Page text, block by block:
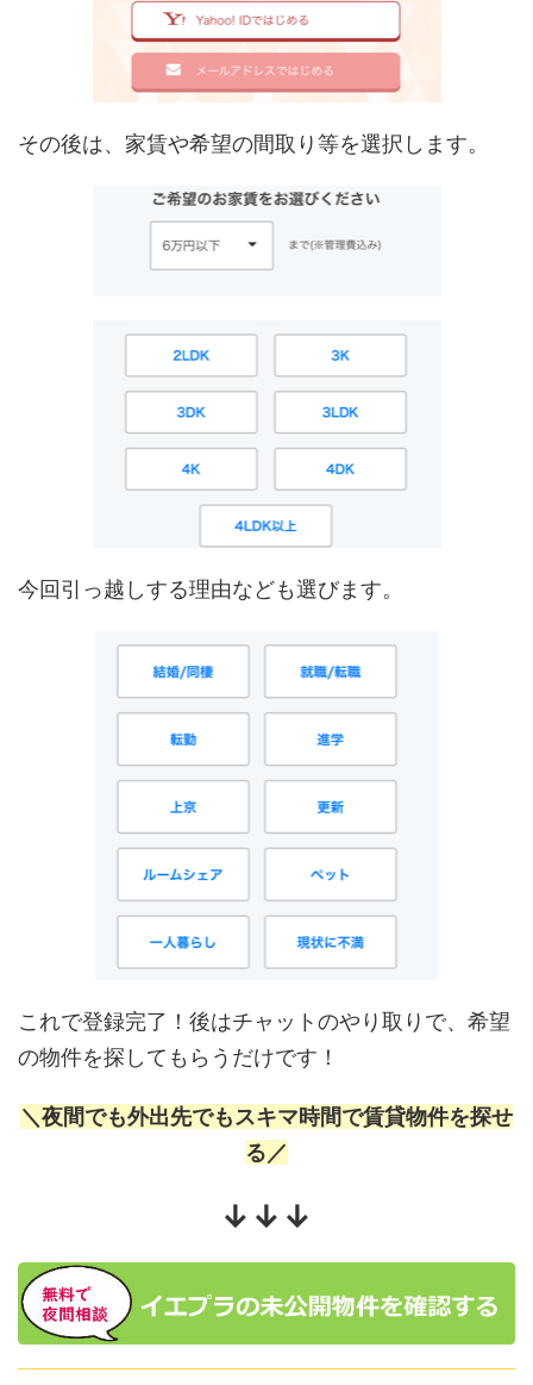
その後は、家賃や希望の間取り等を選択します。
今回引っ越しする理由なども選びます。
これで登録完了！後はチャットのやり取りで、希望
の物件を探してもらうだけです！
＼夜間でも外出先でもスキマ時間で賃貸物件を探せ
る／
↓↓↓